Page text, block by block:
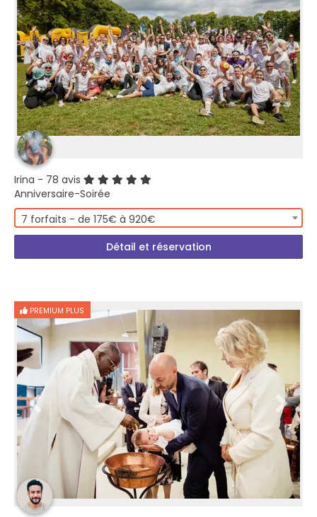
Irina - 78 avis
Anniversaire-Soirée
7 forfaits - de 175€ à 920€
Détail et réservation
PREMIUM PLUS